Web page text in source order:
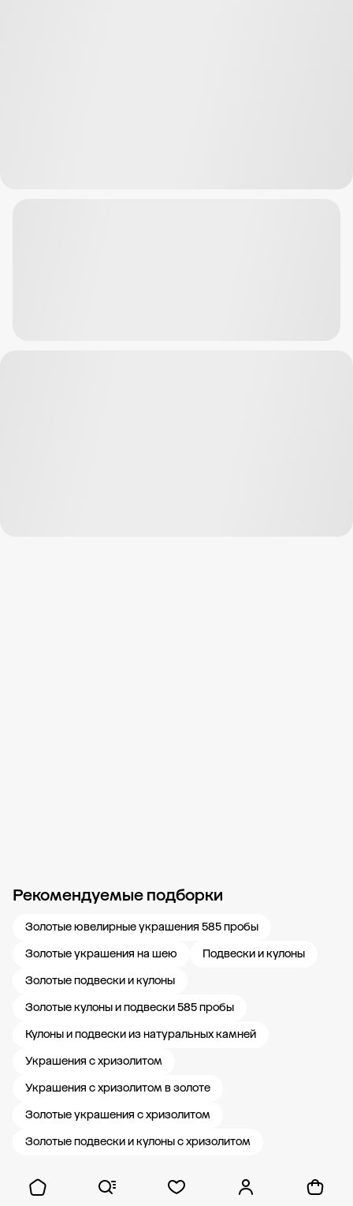
Рекомендуемые подборки
Золотые ювелирные украшения 585 пробы
Золотые украшения на шею
Подвески и кулоны
Золотые подвески и кулоны
Золотые кулоны и подвески 585 пробы
Кулоны и подвески из натуральных камней
Украшения с хризолитом
Украшения с хризолитом в золоте
Золотые украшения с хризолитом
Золотые подвески и кулоны с хризолитом
Показать ещё
Новости компании Журнал ЗОЛОТОЙ Блог